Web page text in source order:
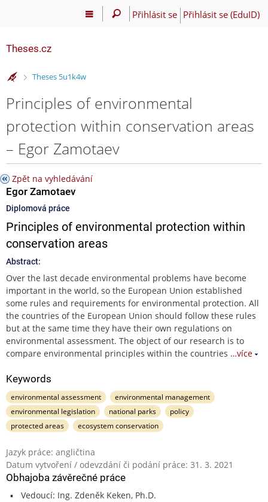
Přihlásit se Přihlásit se (EduID)
Theses.cz
>
Theses 5u1k4w
Principles of environmental
protection within conservation areas
– Egor Zamotaev
Zpět na vyhledávání
Egor Zamotaev
Diplomová práce
Principles of environmental protection within
conservation areas
Abstract:
Over the last decade environmental problems have become
important in the world, so the European Union established
some rules and requirements for environmental protection. All
the countries of the European Union should follow these rules
but at the same time they have their own regulations on
environmental assessment. The object of our research is to
compare environmental principles within the countries …více
Keywords
environmental assessment
environmental management
environmental legislation
national parks
policy
protected areas
ecosystem conservation
Jazyk práce: angličtina
Datum vytvoření / odevzdání či podání práce: 31. 3. 2021
Obhajoba závěrečné práce
Vedoucí: Ing. Zdeněk Keken, Ph.D.